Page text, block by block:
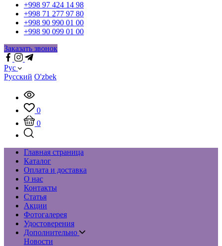
+998 97 424 14 98
+998 71 277 97 80
+998 90 990 01 00
+998 90 099 01 00
Заказать звонок
Рус
Русский O'zbek
0
0
Главная страница
Каталог
Оплата и доставка
О нас
Контакты
Статья
Акции
Фотогалерея
Удостоверения
Дополнительно
Новости